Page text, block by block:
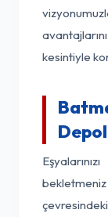
kesintiyle